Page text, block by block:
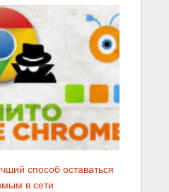
способ оставаться
в сети